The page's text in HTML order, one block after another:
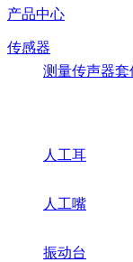
产品中心
传感器
测量传声器套
人工耳
人工嘴
振动台